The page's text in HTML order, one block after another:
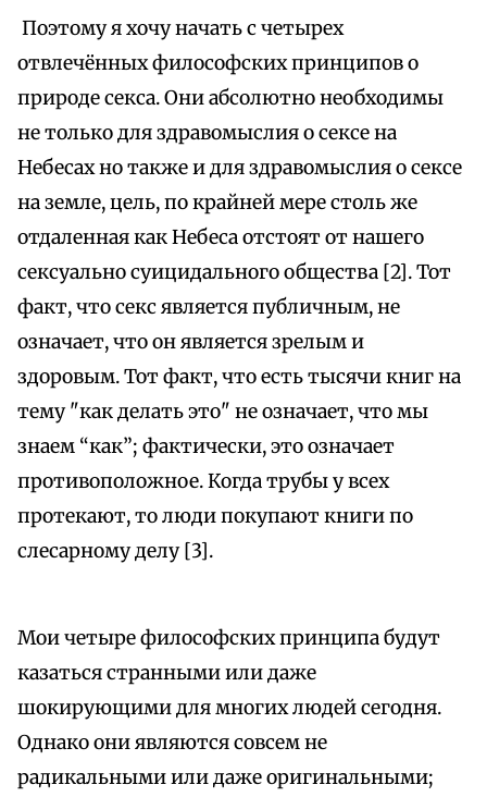
Поэтому я хочу начать с четырех
отвлечённых философских принципов о
природе секса. Они абсолютно необходимы
не только для здравомыслия о сексе на
Небесах но также и для здравомыслия о сексе
на земле, цель, по крайней мере столь же
отдаленная как Небеса отстоят от нашего
сексуально суицидального общества [2]. Тот
факт, что секс является публичным, не
означает, что он является зрелым и
здоровым. Тот факт, что есть тысячи книг на
тему "как делать это" не означает, что мы
знаем “как”; фактически, это означает
противоположное. Когда трубы у всех
протекают, то люди покупают книги по
слесарному делу [3].
Мои четыре философских принципа будут
казаться странными или даже
шокирующими для многих людей сегодня.
Однако они являются совсем не
радикальными или даже оригинальными;